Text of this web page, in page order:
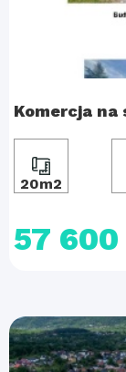
Komercja na
20m2
57 600